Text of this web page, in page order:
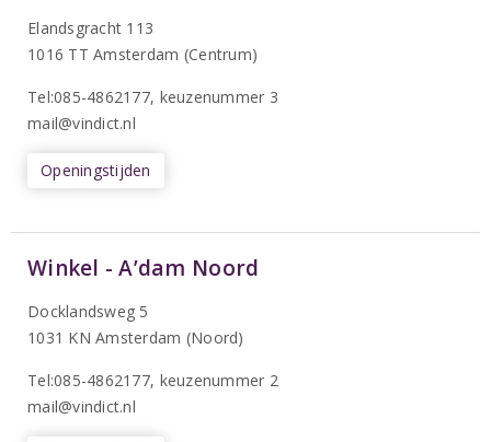
Elandsgracht 113
1016 TT Amsterdam (Centrum)
Tel:085-4862177, keuzenummer 3
mail@vindict.nl
Openingstijden
Winkel - A’dam Noord
Docklandsweg 5
1031 KN Amsterdam (Noord)
Tel:085-4862177, keuzenummer 2
mail@vindict.nl